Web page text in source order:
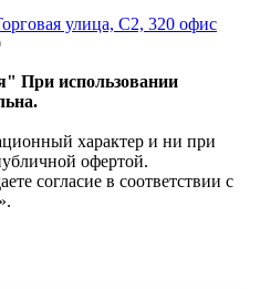
улица, С2, 320 офис
При использовании
характер и ни при
офертой.
согласие в соответствии с